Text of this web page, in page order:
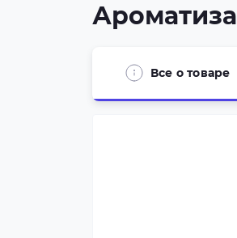
Все о товаре